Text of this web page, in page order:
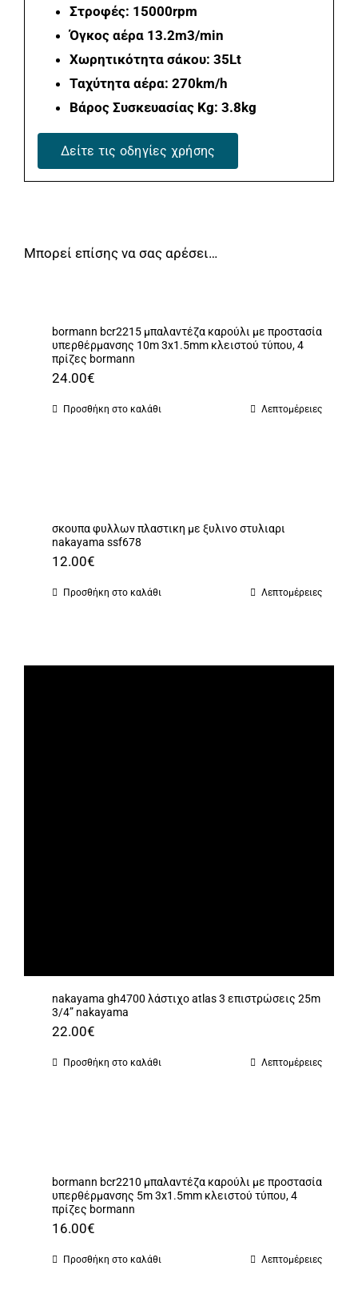
Στροφές: 15000rpm
Όγκος αέρα 13.2m3/min
Χωρητικότητα σάκου: 35Lt
Ταχύτητα αέρα: 270km/h
Βάρος Συσκευασίας Kg: 3.8kg
Δείτε τις οδηγίες χρήσης
Μπορεί επίσης να σας αρέσει…
bormann bcr2215 μπαλαντέζα καρούλι με προστασία
υπερθέρμανσης 10m 3x1.5mm κλειστού τύπου, 4
πρίζες bormann
24.00€
Προσθήκη στο καλάθι Λεπτομέρειες
σκουπα φυλλων πλαστικη με ξυλινο στυλιαρι
nakayama ssf678
12.00€
Προσθήκη στο καλάθι Λεπτομέρειες
nakayama gh4700 λάστιχο atlas 3 επιστρώσεις 25m
3/4” nakayama
22.00€
Προσθήκη στο καλάθι Λεπτομέρειες
bormann bcr2210 μπαλαντέζα καρούλι με προστασία
υπερθέρμανσης 5m 3x1.5mm κλειστού τύπου, 4
πρίζες bormann
16.00€
Προσθήκη στο καλάθι Λεπτομέρειες